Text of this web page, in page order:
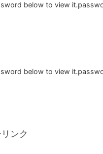
below to view
below to view
ンク